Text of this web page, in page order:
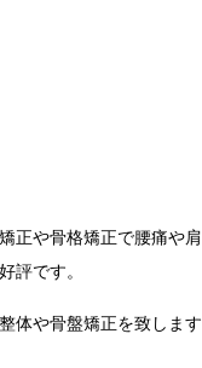
正や骨格矯正で腰痛や肩
評です。
体や骨盤矯正を致しま